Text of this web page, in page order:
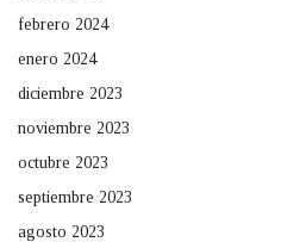
febrero 2024
enero 2024
diciembre 2023
noviembre 2023
octubre 2023
septiembre 2023
agosto 2023